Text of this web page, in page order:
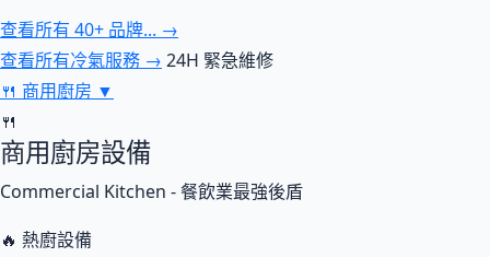
查看所有 40+ 品牌... →
查看所有冷氣服務 → 24H 緊急維修
🍴 商用廚房 ▼
🍴
商用廚房設備
Commercial Kitchen - 餐飲業最強後盾
🔥 熱廚設備